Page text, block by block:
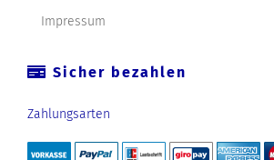
Impressum
Sicher bezahlen
Zahlungsarten